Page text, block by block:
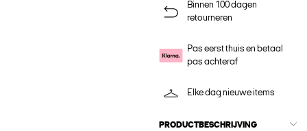
Binnen 100 dagen
retourneren
Pas eerst thuis en betaal
pas achteraf
Elke dag nieuwe items
PRODUCTBESCHRIJVING